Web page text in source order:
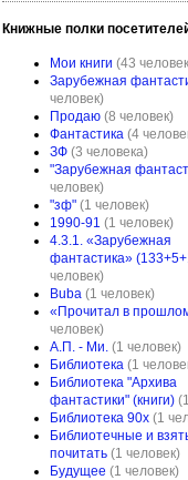
Книжные полки
Мои книги (43
Зарубежная
человек)
Продаю (8 человек)
Фантастика (4
ЗФ (3 человека)
"Зарубежная
человек)
"зф" (1 человек)
1990-91 (1 человек)
4.3.1. «Зарубежная
фантастика»
человек)
Buba (1 человек)
«Прочитал в
человек)
А.П. - Ми. (1 человек)
Библиотека (1
Библиотека "Архива
фантастики" (книги)
Библиотека 90х (1
Библиотечные и
почитать (1 человек)
Будущее (1 человек)